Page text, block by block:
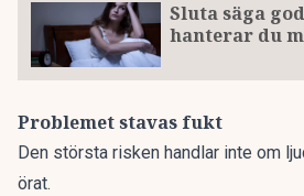
Sluta säga
hanterar du
Problemet stavas fukt
Den största risken handlar inte om
örat.